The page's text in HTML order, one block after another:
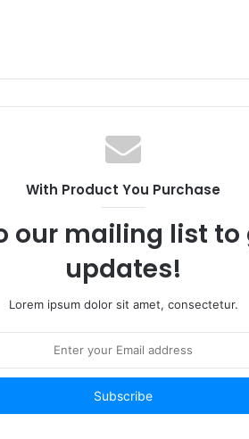
With Product You Purchase
our mailing list to
updates!
Lorem ipsum dolor sit amet, consectetur.